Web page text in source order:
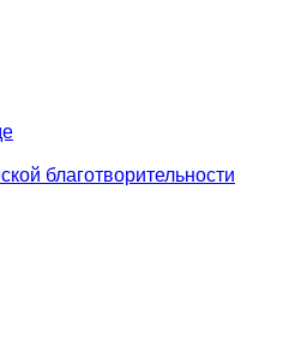
благотворительности